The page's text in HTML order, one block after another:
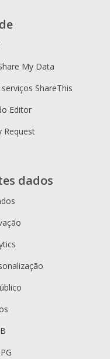
dados
My Data
ShareThis
Editor
Request